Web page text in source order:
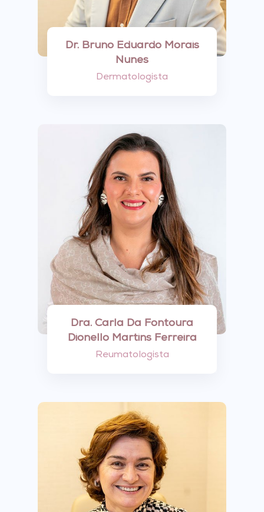
Dr. Bruno Eduardo Morais
Nunes
Dermatologista
Dra. Carla Da Fontoura
Dionello Martins Ferreira
Reumatologista